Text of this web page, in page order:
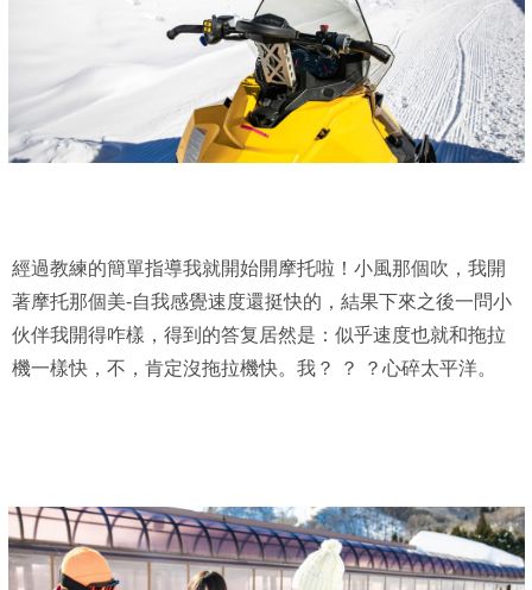
經過教練的簡單指導我就開始開摩托啦！小風那個吹，我開
著摩托那個美-自我感覺速度還挺快的，結果下來之後一問小
伙伴我開得咋樣，得到的答复居然是：似乎速度也就和拖拉
機一樣快，不，肯定沒拖拉機快。我？ ？ ？心碎太平洋。